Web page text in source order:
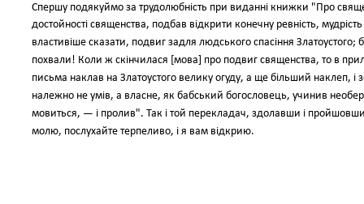
Спершу подякуймо за трудолюбність при виданні книжки "Про
достойності священства, подбав відкрити конечну ревність,
властивіше сказати, подвиг задля людського спасіння Златоустого;
похвали! Коли ж скінчилася [мова] про подвиг священства, то в
письма наклав на Златоустого велику огуду, а ще більший наклеп,
належно не умів, а власне, як бабський богословець, учинив
мовиться, — і пролив". Так і той перекладач, здолавши і
молю, послухайте терпеливо, і я вам відкрию.